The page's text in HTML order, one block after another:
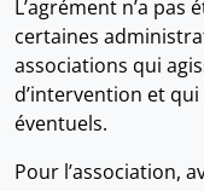
L’agrément n’a pas
certaines
associations qui
d’intervention et
éventuels.
Pour l’association,